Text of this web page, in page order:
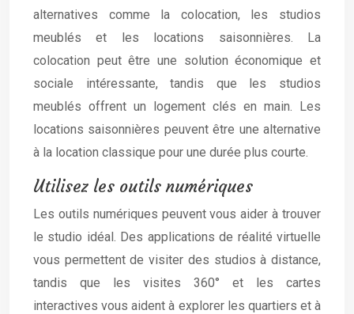
alternatives comme la colocation, les studios
meublés et les locations saisonnières. La
colocation peut être une solution économique et
sociale intéressante, tandis que les studios
meublés offrent un logement clés en main. Les
locations saisonnières peuvent être une alternative
à la location classique pour une durée plus courte.
Utilisez les outils numériques
Les outils numériques peuvent vous aider à trouver
le studio idéal. Des applications de réalité virtuelle
vous permettent de visiter des studios à distance,
tandis que les visites 360° et les cartes
interactives vous aident à explorer les quartiers et à